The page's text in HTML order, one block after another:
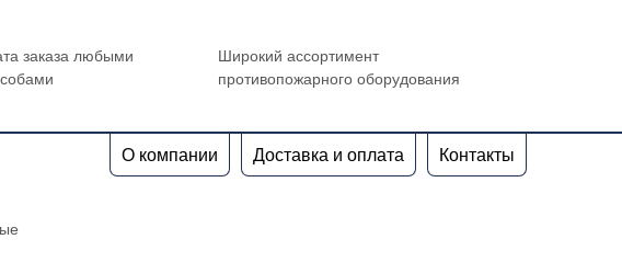
заказа любыми
Широкий ассортимент
противопожарного оборудования
О компании Доставка и оплата Контакты